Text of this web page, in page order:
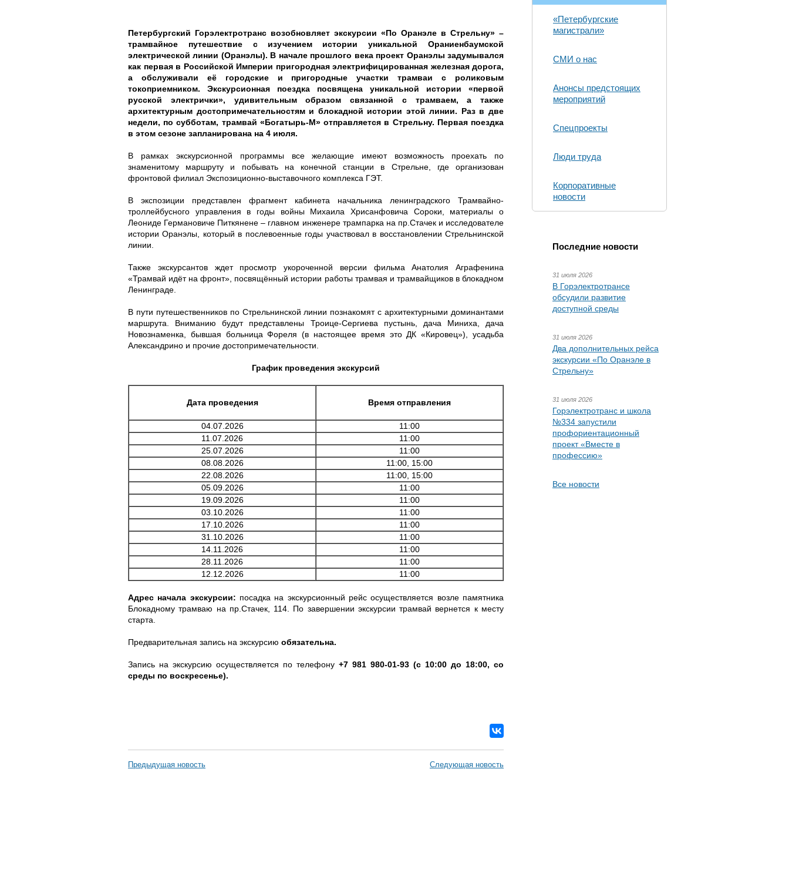
Петербургский Горэлектротранс возобновляет экскурсии «По Оранэле в Стрельну» –
трамвайное путешествие с изучением истории уникальной Ораниенбаумской
электрической линии (Оранэлы). В начале прошлого века проект Оранэлы задумывался
как первая в Российской Империи пригородная электрифицированная железная дорога,
а обслуживали её городские и пригородные участки трамваи с роликовым
токоприемником. Экскурсионная поездка посвящена уникальной истории «первой
русской электрички», удивительным образом связанной с трамваем, а также
архитектурным достопримечательностям и блокадной истории этой линии. Раз в две
недели, по субботам, трамвай «Богатырь-М» отправляется в Стрельну. Первая поездка
в этом сезоне запланирована на 4 июля.
В рамках экскурсионной программы все желающие имеют возможность проехать по
знаменитому маршруту и побывать на конечной станции в Стрельне, где организован
фронтовой филиал Экспозиционно-выставочного комплекса ГЭТ.
В экспозиции представлен фрагмент кабинета начальника ленинградского Трамвайно-
троллейбусного управления в годы войны Михаила Хрисанфовича Сороки, материалы о
Леониде Германовиче Питкянене – главном инженере трампарка на пр.Стачек и исследователе
истории Оранэлы, который в послевоенные годы участвовал в восстановлении Стрельнинской
линии.
Также экскурсантов ждет просмотр укороченной версии фильма Анатолия Аграфенина
«Трамвай идёт на фронт», посвящённый истории работы трамвая и трамвайщиков в блокадном
Ленинграде.
В пути путешественников по Стрельнинской линии познакомят с архитектурными доминантами
маршрута. Вниманию будут представлены Троице-Сергиева пустынь, дача Миниха, дача
Новознаменка, бывшая больница Фореля (в настоящее время это ДК «Кировец»), усадьба
Александрино и прочие достопримечательности.
График проведения экскурсий
Дата проведения Время отправления
04.07.2026
11:00
11.07.2026
11:00
25.07.2026
11:00
08.08.2026
11:00, 15:00
22.08.2026
11:00, 15:00
05.09.2026
11:00
19.09.2026
11:00
03.10.2026
11:00
17.10.2026
11:00
31.10.2026
11:00
14.11.2026
11:00
28.11.2026
11:00
12.12.2026
11:00
Адрес начала экскурсии: посадка на экскурсионный рейс осуществляется возле памятника
Блокадному трамваю на пр.Стачек, 114. По завершении экскурсии трамвай вернется к месту
старта.
Предварительная запись на экскурсию обязательна.
Запись на экскурсию осуществляется по телефону +7 981 980‑01‑93 (с 10:00 до 18:00, со
среды по воскресенье).
Предыдущая новость Следующая новость
«Петербургские
магистрали»
СМИ о нас
Анонсы предстоящих
мероприятий
Спецпроекты
Люди труда
Корпоративные
новости
Последние новости
31 июля 2026
В Горэлектротрансе
обсудили развитие
доступной среды
31 июля 2026
Два дополнительных рейса
экскурсии «По Оранэле в
Стрельну»
31 июля 2026
Горэлектротранс и школа
№334 запустили
профориентационный
проект «Вместе в
профессию»
Все новости